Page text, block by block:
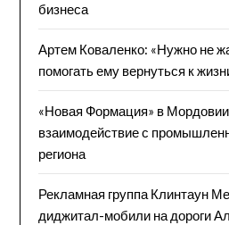
бизнеса
Артем Коваленко: «Нужно не
помогать ему вернуться к
«Новая Формация» в
взаимодействие с
региона
Рекламная группа Клинтаун
диджитал-мобили на дороги